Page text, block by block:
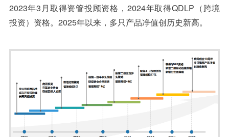
2023年3月取得资管投顾资格，2024年取得QDLP（跨境
投资）资格。2025年以来，多只产品净值创历史新高。